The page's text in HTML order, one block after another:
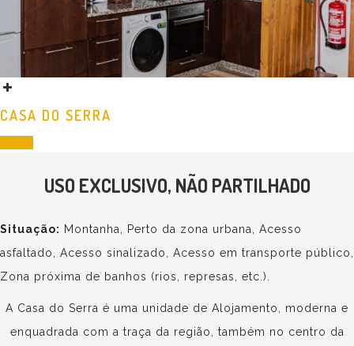
CASA DO SERRA
USO EXCLUSIVO, NÃO PARTILHADO
Situação: Montanha, Perto da zona urbana, Acesso
asfaltado, Acesso sinalizado, Acesso em transporte público,
Zona próxima de banhos (rios, represas, etc.).
A Casa do Serra é uma unidade de Alojamento, moderna e
enquadrada com a traça da região, também no centro da